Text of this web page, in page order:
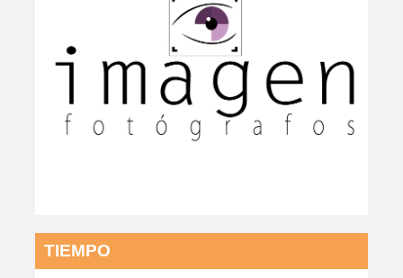
TIEMPO